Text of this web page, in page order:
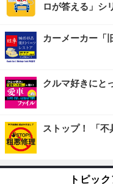
ロが答える」シ
カーメーカー「
クルマ好きにと
ストップ！ 「不
トピッ